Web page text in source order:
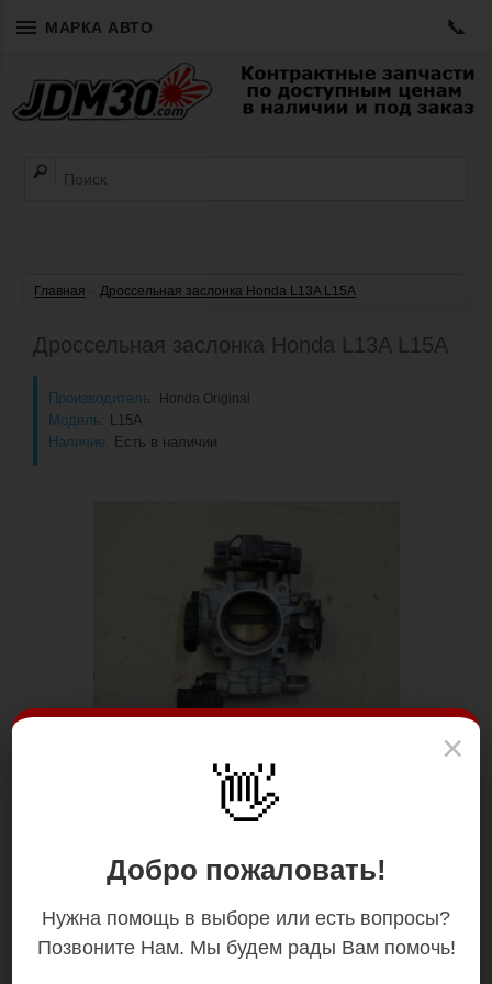
МАРКА АВТО 📞
×
👋
Добро пожаловать!
Нужна помощь в выборе или есть вопросы?
Позвоните Нам. Мы будем рады Вам помочь!
Главная Дроссельная заслонка Honda L13A L15A
Дроссельная заслонка Honda L13A L15A
Производитель: Honda Original
Модель:
L15A
Наличие: Есть в наличии